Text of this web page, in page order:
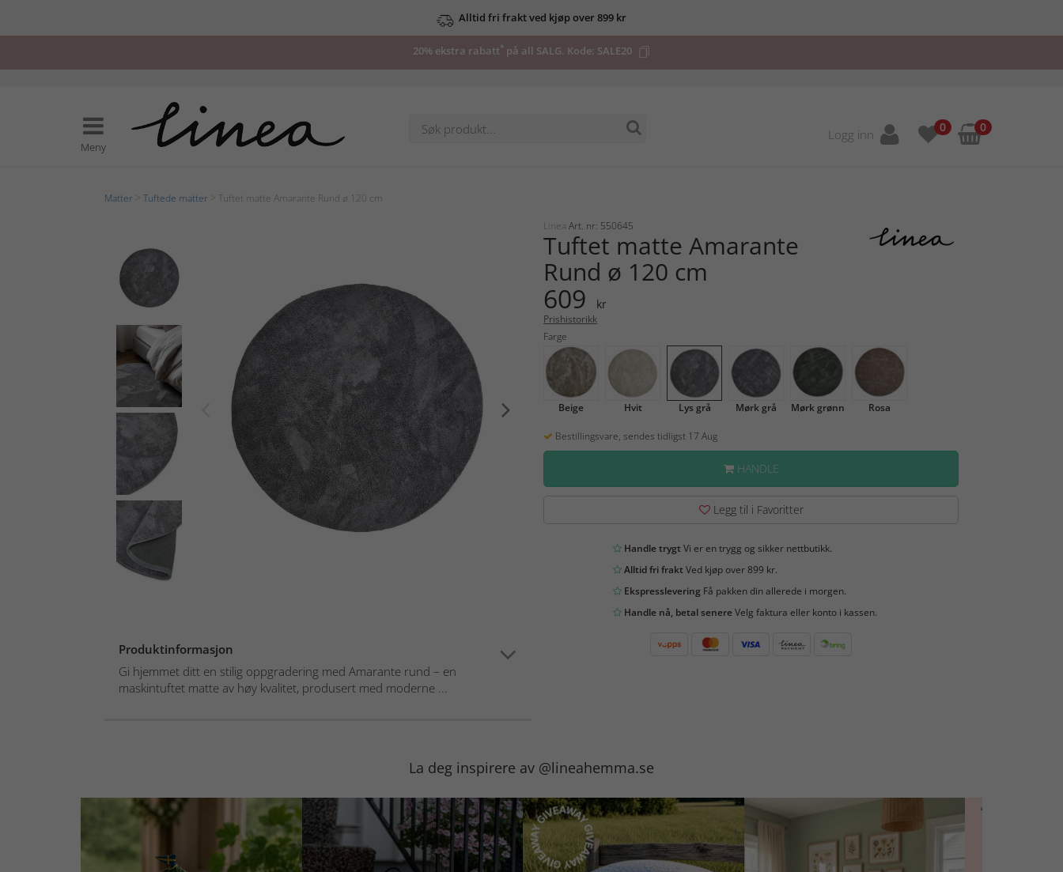
Alltid fri frakt ved kjøp over 899 kr
20% ekstra rabatt* på all SALG. Kode: SALE20
Meny
Logg inn 0 0
Matter Tuftede matter > Tuftet matte Amarante Rund ø 120 cm
Produktinformasjon
Gi hjemmet ditt en stilig oppgradering med Amarante rund – en
maskintuftet matte av høy kvalitet, produsert med moderne ...
Linea Art. nr: 550645
Tuftet matte Amarante
Rund ø 120 cm
609 kr
Prishistorikk
Farge
Beige Hvit Lys grå Mørk grå Mørk grønn Rosa
Bestillingsvare, sendes tidligst 17 Aug
HANDLE
Legg til i Favoritter
Handle trygtVi er en trygg og sikker nettbutikk.
Alltid fri fraktVed kjøp over 899 kr.
EkspressleveringFå pakken din allerede i morgen.
Handle nå, betal senereVelg faktura eller konto i kassen.
La deg inspirere av @lineahemma.se